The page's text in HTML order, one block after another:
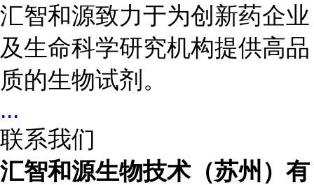
汇智和源致力于为创新药企业
及生命科学研究机构提供高品
质的生物试剂。
...
联系我们
汇智和源生物技术（苏州）有